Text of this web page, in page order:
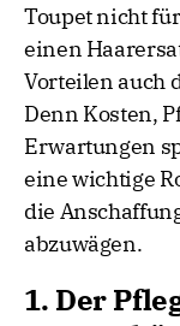
Toupet nicht
einen
Vorteilen auch
Denn Kosten,
Erwartungen
eine wichtige
die
abzuwägen.
1. Der